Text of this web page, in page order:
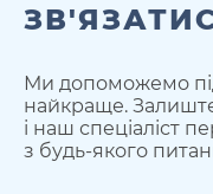
Ми допоможемо
найкраще.
і наш спеціаліст
з будь-якого